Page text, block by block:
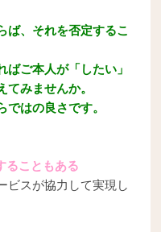
ば、それを否定するこ
ご本人が「したい」
みませんか。
はの良さです。
ることもある
ビスが協力して実現し